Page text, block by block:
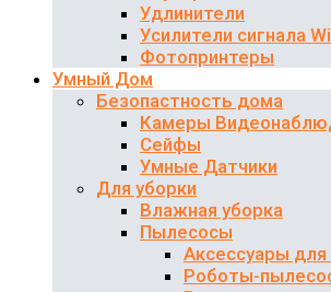
Удлинители
Усилители сигнала
Фотопринтеры
Умный Дом
Безопастность дома
Камеры
Сейфы
Умные Датчики
Для уборки
Влажная уборка
Пылесосы
Аксессуары
Роботы-